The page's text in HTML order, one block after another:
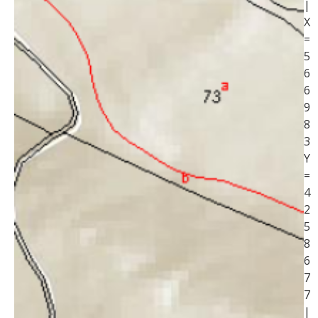
|
X
=
5
6
6
9
8
3
Y
=
4
2
5
8
6
7
7
|